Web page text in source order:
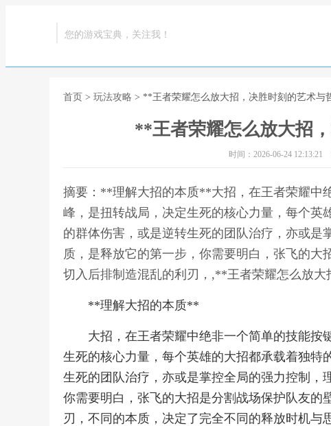
您的游戏宝典，关注我！
首页 > 玩法攻略 > **王者荣耀怎么放大招，决胜时刻的艺术与
**王者荣耀怎么放大招
时间：2026-06-24 12:13:21
摘要：**理解大招的本质**大招，在王者荣耀中
峰，是扭转战局，决定生死的核心力量，每个
的群体伤害，或是逆转生死的团队治疗，亦或
质，是释放它的第一步，你需要明白，张飞的
切入后排制造混乱的利刃，,**王者荣耀怎么放
**理解大招的本质**
大招，在王者荣耀中绝非一个简单的技能按
生死的核心力量，每个英雄的大招都承载着独
生死的团队治疗，亦或是掌控全局的强力控制，
你需要明白，张飞的大招是分割战场保护队友的
刃，不同的本质，决定了完全不同的释放时机与